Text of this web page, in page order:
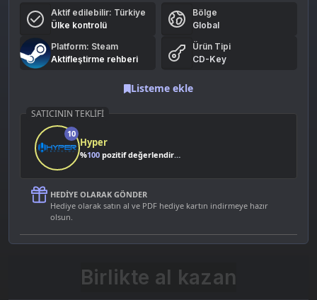
0 değerlendirme
Aktif edilebilir: Türkiye
Ülke kontrolü
Bölge
Global
Platform: Steam
Aktifleştirme rehberi
Ürün Tipi
CD-Key
Listeme ekle
SATICININ TEKLIFI
10
Hyper
%100 pozitif değerlendirme
HEDIYE OLARAK GÖNDER
Hediye olarak satın al ve PDF hediye kartın indirmeye hazır
olsun.
Birlikte al kazan